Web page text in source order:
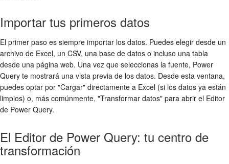
Importar tus primeros datos
El primer paso es siempre importar los datos. Puedes elegir desde un
archivo de Excel, un CSV, una base de datos o incluso una tabla
desde una página web. Una vez que seleccionas la fuente, Power
Query te mostrará una vista previa de los datos. Desde esta ventana,
puedes optar por "Cargar" directamente a Excel (si los datos ya están
limpios) o, más comúnmente, "Transformar datos" para abrir el Editor
de Power Query.
El Editor de Power Query: tu centro de
transformación